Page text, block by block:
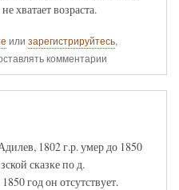
хватает возраста.
или зарегистрируйтесь,
комментарии
1802 г.р. умер до 1850
сказке по д.
год он отсутствует.